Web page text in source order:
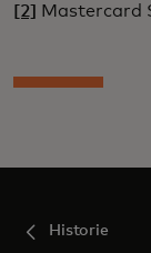
[2] Mastercard
Historie